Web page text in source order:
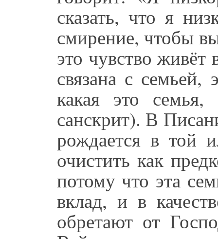
сказать, что я
смирение, чтобы
это чувство живёт
связана с
какая это
санскрит). В
рождается в той
очистить как
потому что эта
вклад, и в
обретают от